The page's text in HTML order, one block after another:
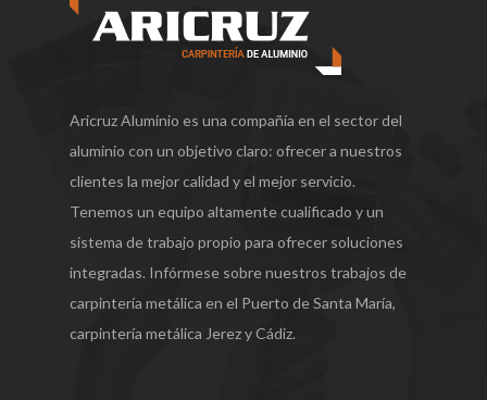
Aricruz Aluminio es una compañía en el sector del
aluminio con un objetivo claro: ofrecer a nuestros
clientes la mejor calidad y el mejor servicio.
Tenemos un equipo altamente cualificado y un
sistema de trabajo propio para ofrecer soluciones
integradas. Infórmese sobre nuestros trabajos de
carpintería metálica en el Puerto de Santa María,
carpintería metálica Jerez y Cádiz.